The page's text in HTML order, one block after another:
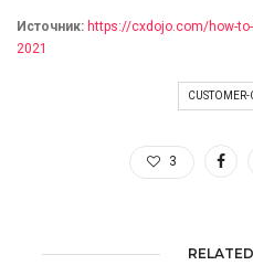
Источник: https://cxdojo.com/how-
2021
3